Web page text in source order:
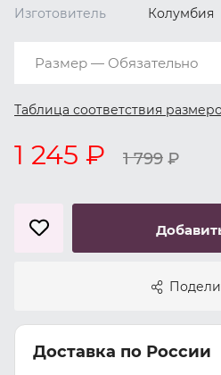
Изготовитель
Колумбия
Размер — Обязательно
Таблица соответствия
1 245 ₽ 1 799 ₽
Доставка по России